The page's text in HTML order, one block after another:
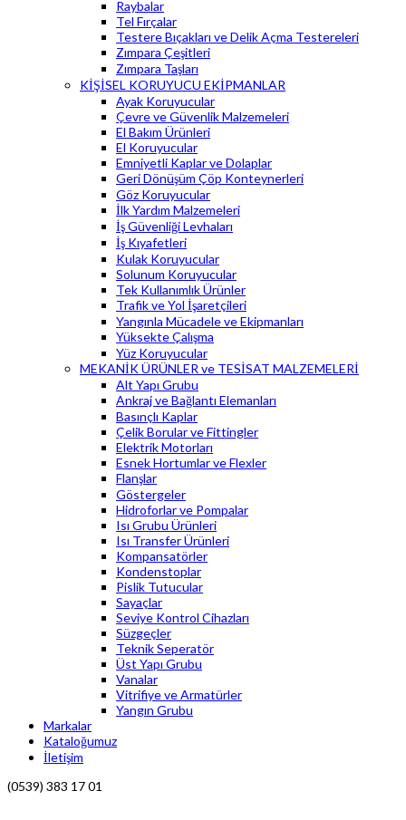
Raybalar
Tel Fırçalar
Testere Bıçakları ve Delik Açma Testereleri
Zımpara Çeşitleri
Zımpara Taşları
KİŞİSEL KORUYUCU EKİPMANLAR
Ayak Koruyucular
Çevre ve Güvenlik Malzemeleri
El Bakım Ürünleri
El Koruyucular
Emniyetli Kaplar ve Dolaplar
Geri Dönüşüm Çöp Konteynerleri
Göz Koruyucular
İlk Yardım Malzemeleri
İş Güvenliği Levhaları
İş Kıyafetleri
Kulak Koruyucular
Solunum Koruyucular
Tek Kullanımlık Ürünler
Trafik ve Yol İşaretçileri
Yangınla Mücadele ve Ekipmanları
Yüksekte Çalışma
Yüz Koruyucular
MEKANİK ÜRÜNLER ve TESİSAT MALZEMELERİ
Alt Yapı Grubu
Ankraj ve Bağlantı Elemanları
Basınçlı Kaplar
Çelik Borular ve Fittingler
Elektrik Motorları
Esnek Hortumlar ve Flexler
Flanşlar
Göstergeler
Hidroforlar ve Pompalar
Isı Grubu Ürünleri
Isı Transfer Ürünleri
Kompansatörler
Kondenstoplar
Pislik Tutucular
Sayaçlar
Seviye Kontrol Cihazları
Süzgeçler
Teknik Seperatör
Üst Yapı Grubu
Vanalar
Vitrifiye ve Armatürler
Yangın Grubu
Markalar
Kataloğumuz
İletişim
(0539) 383 17 01